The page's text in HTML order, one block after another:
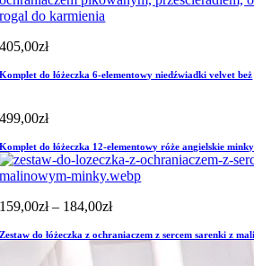
405,00zł
Komplet do łóżeczka 6-elementowy niedźwiadki velvet beż
499,00zł
Komplet do łóżeczka 12-elementowy róże angielskie
159,00zł – 184,00złZakres
od
Zestaw do łóżeczka z ochraniaczem z sercem sarenki z